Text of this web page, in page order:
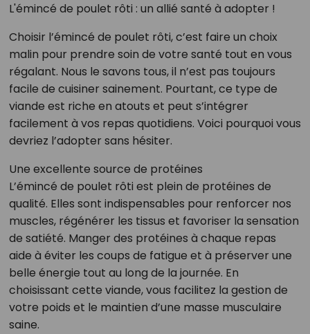
L'émincé de poulet rôti : un allié santé à adopter !
Choisir l’émincé de poulet rôti, c’est faire un choix
malin pour prendre soin de votre santé tout en vous
régalant. Nous le savons tous, il n’est pas toujours
facile de cuisiner sainement. Pourtant, ce type de
viande est riche en atouts et peut s’intégrer
facilement à vos repas quotidiens. Voici pourquoi vous
devriez l’adopter sans hésiter.
Une excellente source de protéines
L’émincé de poulet rôti est plein de protéines de
qualité. Elles sont indispensables pour renforcer nos
muscles, régénérer les tissus et favoriser la sensation
de satiété. Manger des protéines à chaque repas
aide à éviter les coups de fatigue et à préserver une
belle énergie tout au long de la journée. En
choisissant cette viande, vous facilitez la gestion de
votre poids et le maintien d’une masse musculaire
saine.